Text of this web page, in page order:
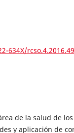
634X/
de la salud de los
y aplicación de